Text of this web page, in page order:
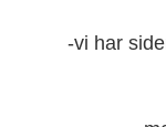
-vi har